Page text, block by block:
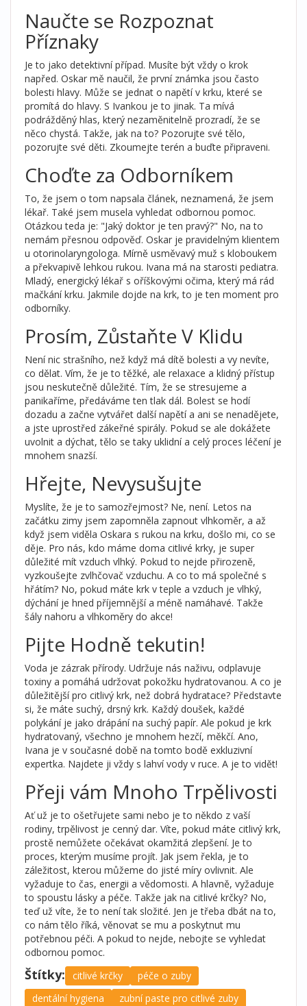
Naučte se Rozpoznat
Příznaky
Je to jako detektivní případ. Musíte být vždy o krok
napřed. Oskar mě naučil, že první známka jsou často
bolesti hlavy. Může se jednat o napětí v krku, které se
promítá do hlavy. S Ivankou je to jinak. Ta mívá
podrážděný hlas, který nezaměnitelně prozradí, že se
něco chystá. Takže, jak na to? Pozorujte své tělo,
pozorujte své děti. Zkoumejte terén a buďte připraveni.
Choďte za Odborníkem
To, že jsem o tom napsala článek, neznamená, že jsem
lékař. Také jsem musela vyhledat odbornou pomoc.
Otázkou teda je: "Jaký doktor je ten pravý?" No, na to
nemám přesnou odpověď. Oskar je pravidelným klientem
u otorinolaryngologa. Mírně usměvavý muž s kloboukem
a překvapivě lehkou rukou. Ivana má na starosti pediatra.
Mladý, energický lékař s oříškovými očima, který má rád
mačkání krku. Jakmile dojde na krk, to je ten moment pro
odborníky.
Prosím, Zůstaňte V Klidu
Není nic strašního, než když má dítě bolesti a vy nevíte,
co dělat. Vím, že je to těžké, ale relaxace a klidný přístup
jsou neskutečně důležité. Tím, že se stresujeme a
panikaříme, předáváme ten tlak dál. Bolest se hodí
dozadu a začne vytvářet další napětí a ani se nenadějete,
a jste uprostřed zákeřné spirály. Pokud se ale dokážete
uvolnit a dýchat, tělo se taky uklidní a celý proces léčení je
mnohem snazší.
Hřejte, Nevysušujte
Myslíte, že je to samozřejmost? Ne, není. Letos na
začátku zimy jsem zapomněla zapnout vlhkoměr, a až
když jsem viděla Oskara s rukou na krku, došlo mi, co se
děje. Pro nás, kdo máme doma citlivé krky, je super
důležité mít vzduch vlhký. Pokud to nejde přirozeně,
vyzkoušejte zvlhčovač vzduchu. A co to má společné s
hřátím? No, pokud máte krk v teple a vzduch je vlhký,
dýchání je hned příjemnější a méně namáhavé. Takže
šály nahoru a vlhkoměry do akce!
Pijte Hodně tekutin!
Voda je zázrak přírody. Udržuje nás naživu, odplavuje
toxiny a pomáhá udržovat pokožku hydratovanou. A co je
důležitější pro citlivý krk, než dobrá hydratace? Představte
si, že máte suchý, drsný krk. Každý doušek, každé
polykání je jako drápání na suchý papír. Ale pokud je krk
hydratovaný, všechno je mnohem hezčí, měkčí. Ano,
Ivana je v současné době na tomto bodě exkluzivní
expertka. Najdete ji vždy s lahví vody v ruce. A je to vidět!
Přeji vám Mnoho Trpělivosti
Ať už je to ošetřujete sami nebo je to někdo z vaší
rodiny, trpělivost je cenný dar. Víte, pokud máte citlivý krk,
prostě nemůžete očekávat okamžitá zlepšení. Je to
proces, kterým musíme projít. Jak jsem řekla, je to
záležitost, kterou můžeme do jisté míry ovlivnit. Ale
vyžaduje to čas, energii a vědomosti. A hlavně, vyžaduje
to spoustu lásky a péče. Takže jak na citlivé krčky? No,
teď už víte, že to není tak složité. Jen je třeba dbát na to,
co nám tělo říká, věnovat se mu a poskytnut mu
potřebnou péči. A pokud to nejde, nebojte se vyhledat
odbornou pomoc.
Štítky: citlivé krčky
péče o zuby
dentální hygiena
zubní paste pro citlivé zuby